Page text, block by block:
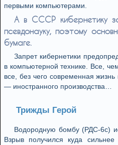
первыми компьютерами.
А в СССР кибернетику
псевдонауку, поэтому
бумаге.
Запрет кибернетики
в компьютерной технике. Все,
все, без чего современная
— иностранного производства…
Трижды Герой
Водородную бомбу (РДС-6с)
Взрыв получился куда